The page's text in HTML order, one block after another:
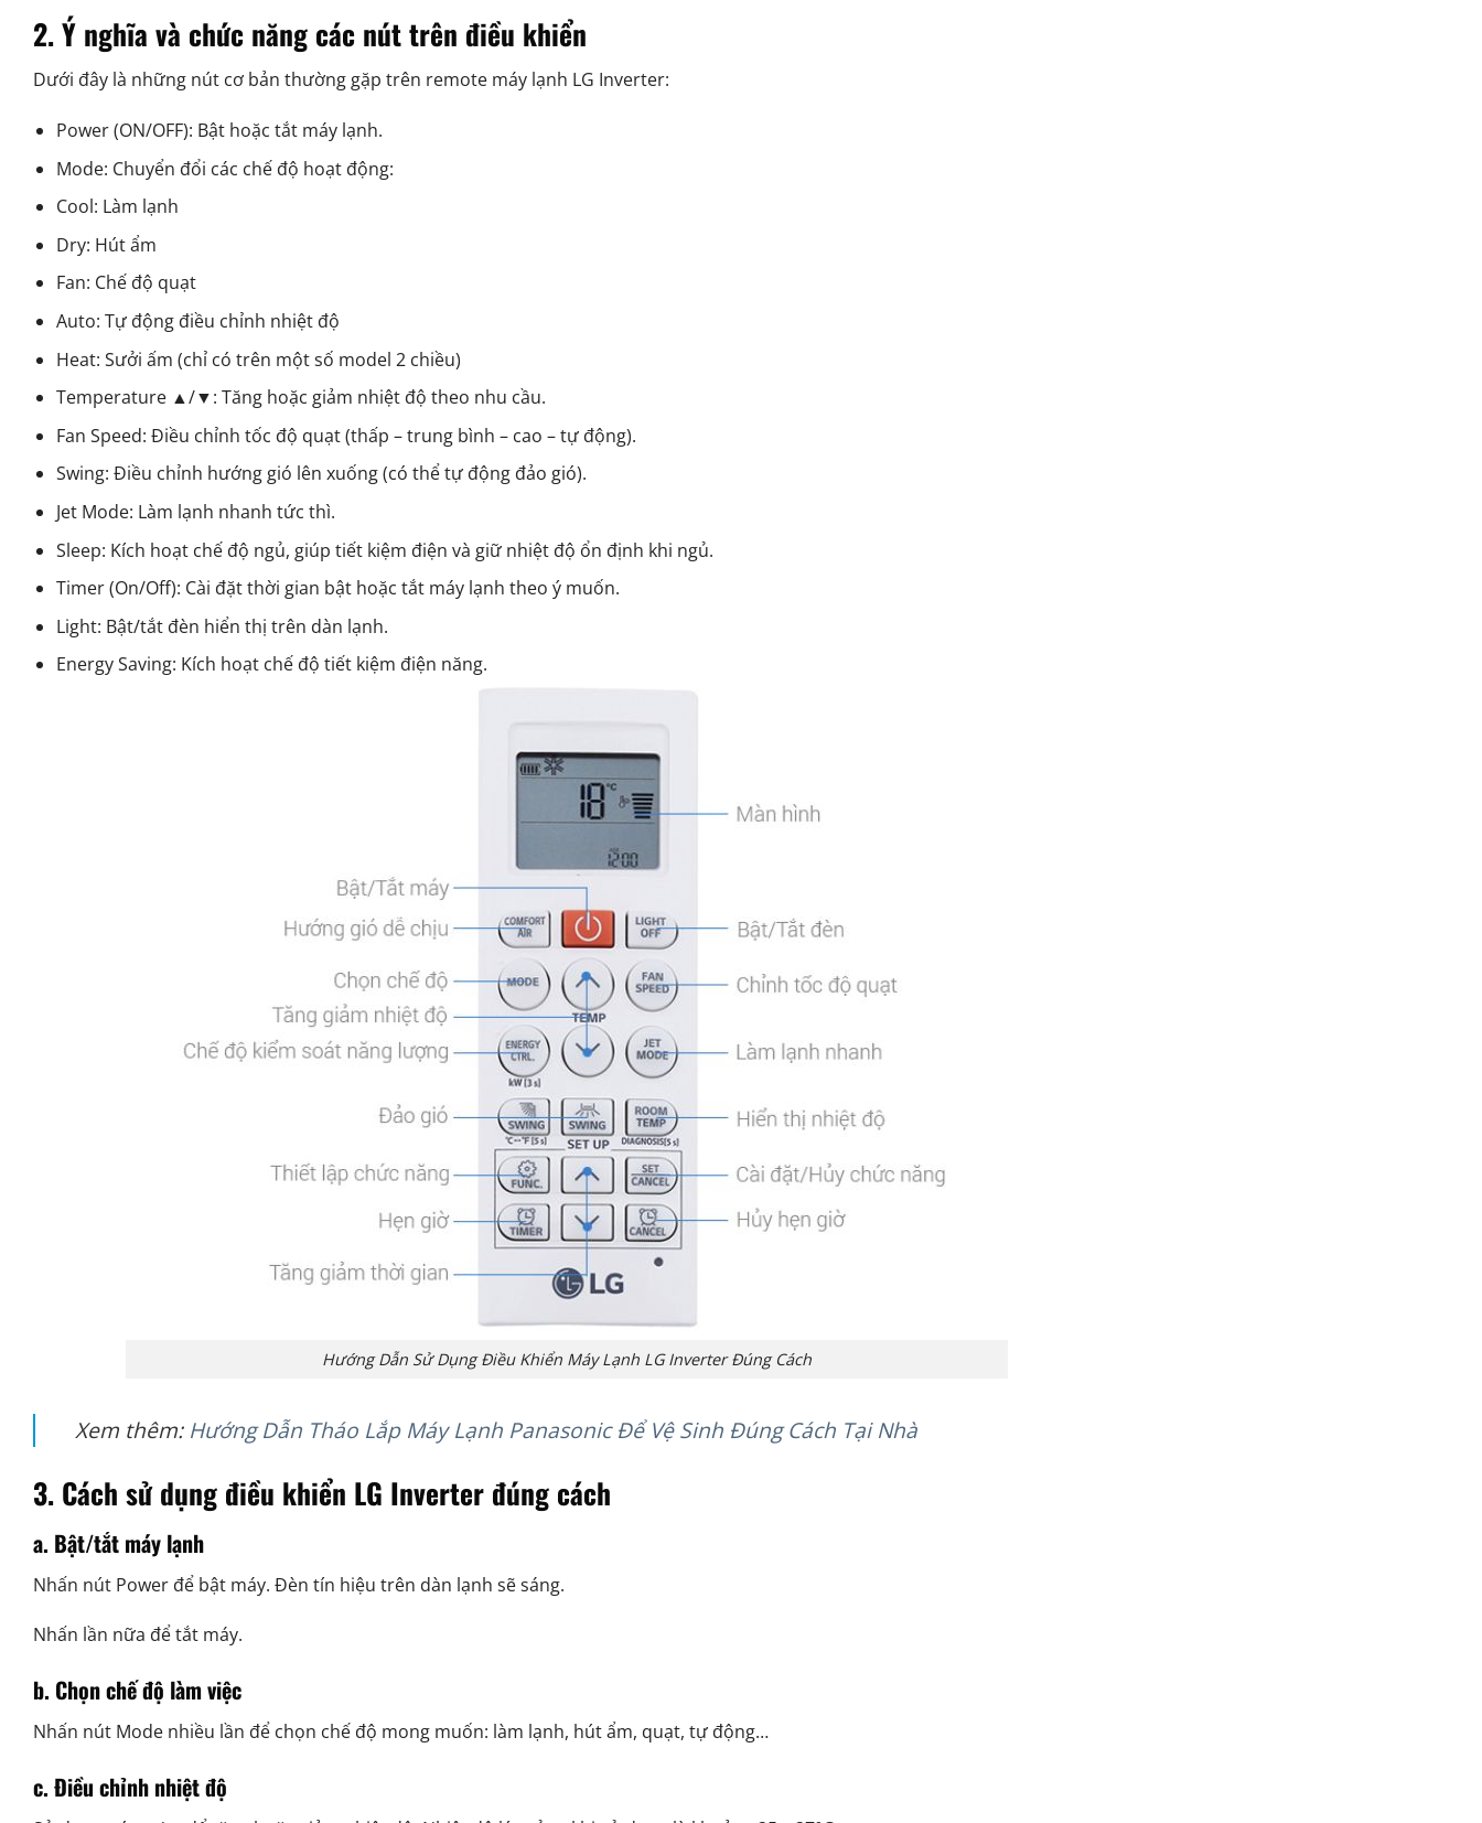
2. Ý nghĩa và chức năng các nút trên điều khiển
Dưới đây là những nút cơ bản thường gặp trên remote máy lạnh LG Inverter:
Power (ON/OFF): Bật hoặc tắt máy lạnh.
Mode: Chuyển đổi các chế độ hoạt động:
Cool: Làm lạnh
Dry: Hút ẩm
Fan: Chế độ quạt
Auto: Tự động điều chỉnh nhiệt độ
Heat: Sưởi ấm (chỉ có trên một số model 2 chiều)
Temperature ▲/▼: Tăng hoặc giảm nhiệt độ theo nhu cầu.
Fan Speed: Điều chỉnh tốc độ quạt (thấp – trung bình – cao – tự động).
Swing: Điều chỉnh hướng gió lên xuống (có thể tự động đảo gió).
Jet Mode: Làm lạnh nhanh tức thì.
Sleep: Kích hoạt chế độ ngủ, giúp tiết kiệm điện và giữ nhiệt độ ổn định khi ngủ.
Timer (On/Off): Cài đặt thời gian bật hoặc tắt máy lạnh theo ý muốn.
Light: Bật/tắt đèn hiển thị trên dàn lạnh.
Energy Saving: Kích hoạt chế độ tiết kiệm điện năng.
Hướng Dẫn Sử Dụng Điều Khiển Máy Lạnh LG Inverter Đúng Cách
Xem thêm: Hướng Dẫn Tháo Lắp Máy Lạnh Panasonic Để Vệ Sinh Đúng Cách Tại Nhà
3. Cách sử dụng điều khiển LG Inverter đúng cách
a. Bật/tắt máy lạnh
Nhấn nút Power để bật máy. Đèn tín hiệu trên dàn lạnh sẽ sáng.
Nhấn lần nữa để tắt máy.
b. Chọn chế độ làm việc
Nhấn nút Mode nhiều lần để chọn chế độ mong muốn: làm lạnh, hút ẩm, quạt, tự động…
c. Điều chỉnh nhiệt độ